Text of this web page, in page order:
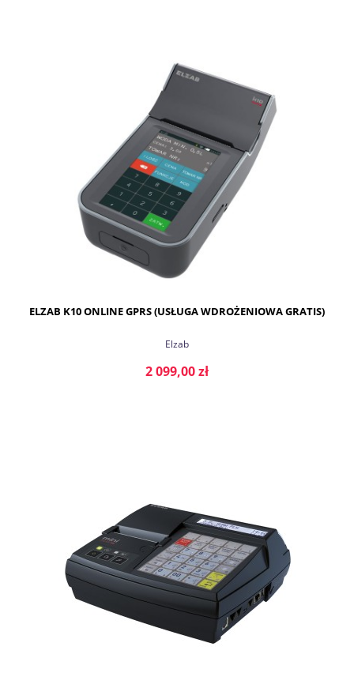
DO KOSZYKA
ELZAB K10 ONLINE GPRS (USŁUGA WDROŻENIOWA GRATIS)
Elzab
2 099,00 zł